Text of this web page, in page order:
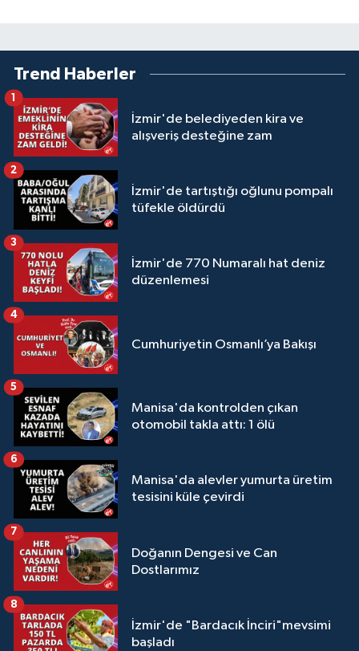
Trend Haberler
İzmir'de belediyeden kira ve
alışveriş desteğine zam
1
İzmir'de tartıştığı oğlunu pompalı
tüfekle öldürdü
2
İzmir'de 770 Numaralı hat deniz
düzenlemesi
3
Cumhuriyetin Osmanlı’ya Bakışı
4
Manisa'da kontrolden çıkan
otomobil takla attı: 1 ölü
5
Manisa'da alevler yumurta üretim
tesisini küle çevirdi
6
Doğanın Dengesi ve Can
Dostlarımız
7
İzmir'de "Bardacık İnciri"mevsimi
başladı
8